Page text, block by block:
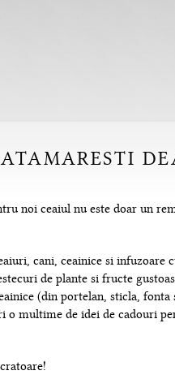
noi ceaiul nu este doar un
cani, ceainice si infuzoare
de plante si fructe
(din portelan, sticla, fonta
o multime de idei de cadouri